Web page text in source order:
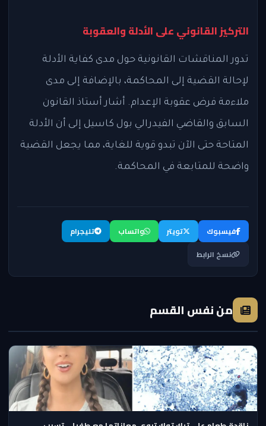
التركيز القانوني على الأدلة والعقوبة
تدور المناقشات القانونية حول مدى كفاية الأدلة
لإحالة القضية إلى المحاكمة، بالإضافة إلى مدى
ملاءمة فرض عقوبة الإعدام. أشار أستاذ القانون
السابق والقاضي الفيدرالي بول كاسيل إلى أن الأدلة
المتاحة حتى الآن تبدو قوية للغاية، مما يجعل القضية
واضحة للمتابعة في المحاكمة.
فيسبوك تويتر واتساب
تليجرام
نسخ الرابط
من نفس القسم